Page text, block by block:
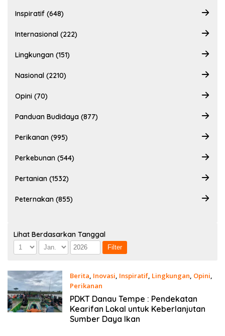
Inspiratif (648)
Internasional (222)
Lingkungan (151)
Nasional (2210)
Opini (70)
Panduan Budidaya (877)
Perikanan (995)
Perkebunan (544)
Pertanian (1532)
Peternakan (855)
Lihat Berdasarkan Tanggal
Berita, Inovasi, Inspiratif, Lingkungan, Opini,
Perikanan
11 Juni 2026
PDKT Danau Tempe : Pendekatan
Kearifan Lokal untuk Keberlanjutan
Sumber Daya Ikan